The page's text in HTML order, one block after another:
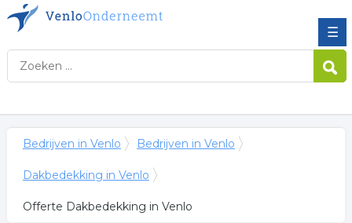
☰
Bedrijven in Venlo Bedrijven in Venlo
Dakbedekking in Venlo
Offerte Dakbedekking in Venlo